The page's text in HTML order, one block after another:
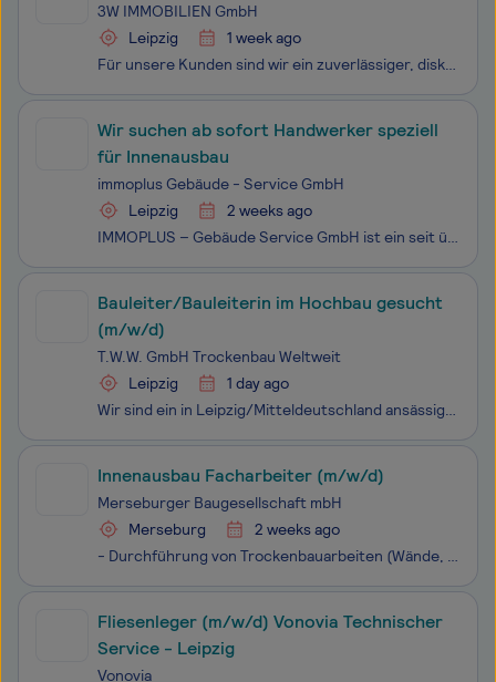
3W IMMOBILIEN GmbH
Leipzig
1 week ago
Für unsere Kunden sind wir ein zuverlässiger, diskreter und leistungsorientierter Partner. Wir suchen Mitarbeiter, die heute und in Zukunft den Erfolg der 3W IMMOBILIEN ausmachen! Wir möchten auch für Langzeitarbeitslose eine neue berufliche Perspektive bieten. Als inhabergeführtes Unternehmen liegt
Wir suchen ab sofort Handwerker speziell
für Innenausbau
immoplus Gebäude - Service GmbH
Leipzig
2 weeks ago
IMMOPLUS – Gebäude Service GmbH ist ein seit über 20 Jahren eingetragener Handwerksbetrieb in Leipzig mit den Schwerpunkten Gebäude-Service und Hausmeisterdienstleistungen für Objekte mit 5 bis ca. 200 Wohn-/Gewerbeeinheiten (300 – 11.000 m² Nutzfläche), einem Winterdienst, einem 24 h -Bereitschaft
Bauleiter/Bauleiterin im Hochbau gesucht
(m/w/d)
T.W.W. GmbH Trockenbau Weltweit
Leipzig
1 day ago
Wir sind ein in Leipzig/Mitteldeutschland ansässiges und vorwiegend in dieser Region tätiges Unternehmen. Durch unsere langjährige Erfahrung und unsere gut ausgebildeten Mitarbeiter sowie den Einsatz moderner Technik haben wir uns zu einem Bauunternehmen der Spitzenklasse entwickelt. Durch die Komb
Innenausbau Facharbeiter (m/w/d)
Merseburger Baugesellschaft mbH
Merseburg
2 weeks ago
- Durchführung von Trockenbauarbeiten (Wände, Decken, Dämmung) - Montage von Türen, Zargen und Bauelementen - Verlegen von Bodenbelägen (Laminat, Vinyl, Parkett) - Spachtel-, Putz- und einfache Malerarbeiten - Allgemeine Renovierungs- und Sanierungsarbeiten - Arbeiten nach Bauplänen und technis
Fliesenleger (m/w/d) Vonovia Technischer
Service - Leipzig
Vonovia